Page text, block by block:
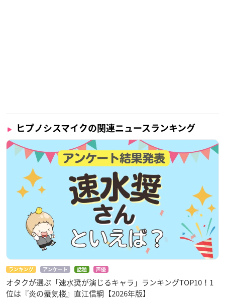
ノシスマイク-Division Rap Battle- side B.B & M.T.C＋」綴
じ込みポスターを大公開❕
新シリーズ連載開始を記念して18人が大集結🔥
ぜひゲットしてください🦖💨
※連載第1話の掲載は3月号となります。pic.twitter.com/Q
qEmAEouT7
— 月刊少年シリウス編集部 (@shonen_sirius)
December 1
6, 2020
ヒプノシスマイクの関連ニュースランキング
ランキング アンケート 話題 声優
オタクが選ぶ「速水奨が演じるキャラ」ランキングTOP10！1
位は『炎の蜃気楼』直江信綱【2026年版】